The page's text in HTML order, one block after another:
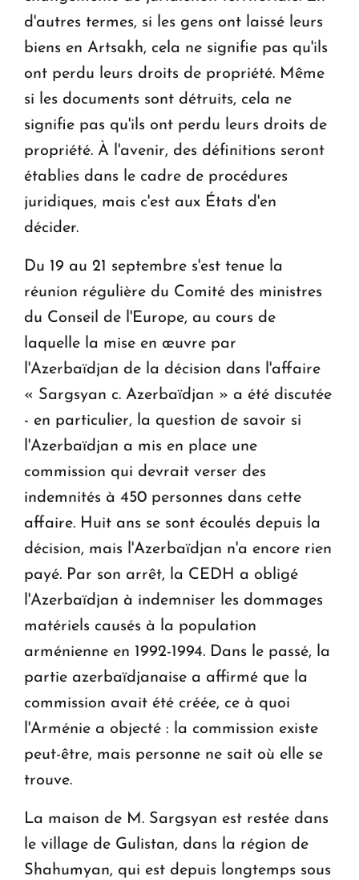
d'autres termes, si les gens ont laissé leurs
biens en Artsakh, cela ne signifie pas qu'ils
ont perdu leurs droits de propriété. Même
si les documents sont détruits, cela ne
signifie pas qu'ils ont perdu leurs droits de
propriété. À l'avenir, des définitions seront
établies dans le cadre de procédures
juridiques, mais c'est aux États d'en
décider.
Du 19 au 21 septembre s'est tenue la
réunion régulière du Comité des ministres
du Conseil de l'Europe, au cours de
laquelle la mise en œuvre par
l'Azerbaïdjan de la décision dans l'affaire
« Sargsyan c. Azerbaïdjan » a été discutée
- en particulier, la question de savoir si
l'Azerbaïdjan a mis en place une
commission qui devrait verser des
indemnités à 450 personnes dans cette
affaire. Huit ans se sont écoulés depuis la
décision, mais l'Azerbaïdjan n'a encore rien
payé. Par son arrêt, la CEDH a obligé
l'Azerbaïdjan à indemniser les dommages
matériels causés à la population
arménienne en 1992-1994. Dans le passé, la
partie azerbaïdjanaise a affirmé que la
commission avait été créée, ce à quoi
l'Arménie a objecté : la commission existe
peut-être, mais personne ne sait où elle se
trouve.
La maison de M. Sargsyan est restée dans
le village de Gulistan, dans la région de
Shahumyan, qui est depuis longtemps sous